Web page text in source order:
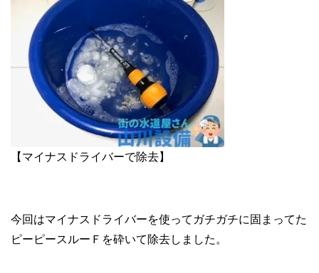
【マイナスドライバーで除去】
今回はマイナスドライバーを使ってガチガチに固まってた
ピーピースルーＦを砕いて除去しました。